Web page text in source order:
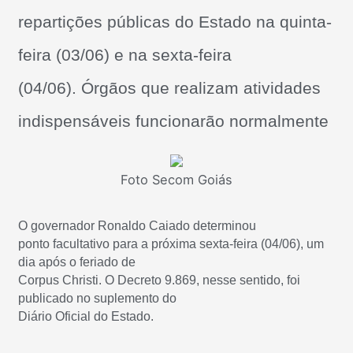
repartições públicas do Estado na quinta-
feira (03/06) e na sexta-feira
(04/06). Órgãos que realizam atividades
indispensáveis funcionarão normalmente
Foto Secom Goiás
O governador Ronaldo Caiado determinou
ponto facultativo para a próxima sexta-feira (04/06), um
dia após o feriado de
Corpus Christi. O Decreto 9.869, nesse sentido, foi
publicado no suplemento do
Diário Oficial do Estado.